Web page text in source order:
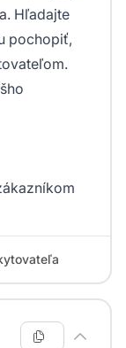
Hľadajte
pochopiť,